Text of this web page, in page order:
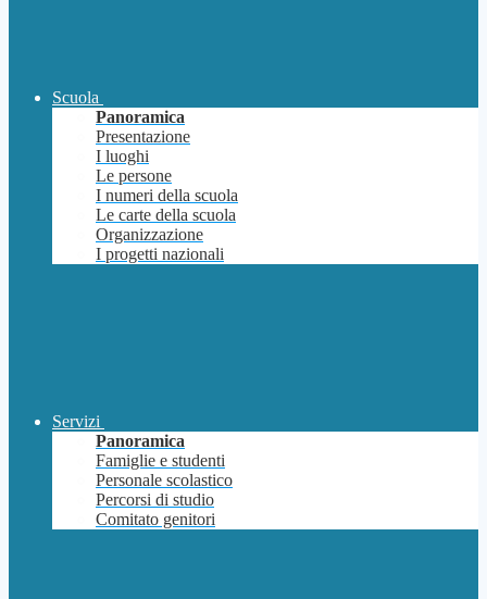
Scuola
Panoramica
Presentazione
I luoghi
Le persone
I numeri della scuola
Le carte della scuola
Organizzazione
I progetti nazionali
Servizi
Panoramica
Famiglie e studenti
Personale scolastico
Percorsi di studio
Comitato genitori